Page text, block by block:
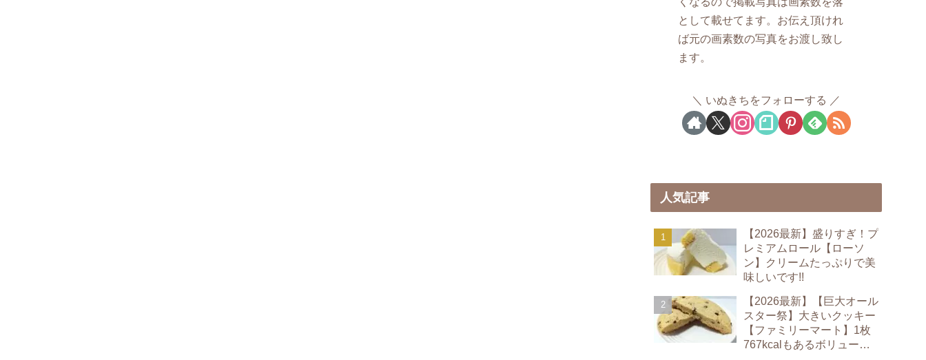
として載せてます。お伝え頂けれ
ば元の画素数の写真をお渡し致し
ます。
いぬきちをフォローする
人気記事
【2026最新】盛りすぎ！プ
レミアムロール【ローソ
ン】クリームたっぷりで美
味しいです!!
【2026最新】【巨大オール
スター祭】大きいクッキー
【ファミリーマート】1枚
767kcalもあるボリューム